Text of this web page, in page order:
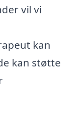
vil vi
kan
kan støtte